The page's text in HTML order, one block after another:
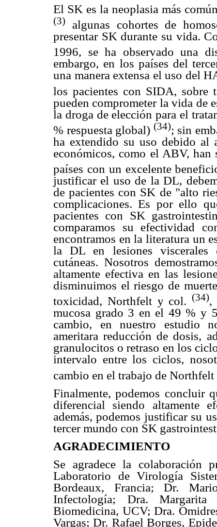
El SK es la neoplasia más
(3)
algunas cohortes de
presentar SK durante su vida.
1996, se ha observado una
embargo, en los países del
una manera extensa el uso del
los pacientes con SIDA, sobre
pueden comprometer la vida de
la droga de elección para el
% respuesta global) (34); sin
ha extendido su uso debido al
económicos, como el ABV, han
países con un excelente
justificar el uso de la DL,
de pacientes con SK de "alto
complicaciones. Es por ello
pacientes con SK
comparamos su efectividad
encontramos en la literatura un
la DL en lesiones viscerales
cutáneas. Nosotros
altamente efectiva en las
disminuimos el riesgo de
toxicidad, Northfelt y col. (34),
mucosa grado 3 en el 49 % y
cambio, en nuestro estudio
ameritara reducción de dosis,
granulocitos o retraso en los
intervalo entre los ciclos,
cambio en el trabajo de
Finalmente, podemos concluir
diferencial siendo altamente
además, podemos justificar su
tercer mundo con SK
AGRADECIMIENTO
Se agradece la colaboración
Laboratorio de Virología
Bordeaux, Francia; Dr.
Infectología; Dra.
Biomedicina, UCV; Dra.
Vargas; Dr. Rafael Borges,